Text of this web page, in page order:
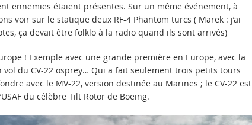
ennemies étaient présentes. Sur un même événement, à
voir sur le statique deux RF-4 Phantom turcs ( Marek : j’ai
ça devait être folklo à la radio quand ils sont arrivés)
! Exemple avec une grande première en Europe, avec la
du CV-22 osprey… Qui a fait seulement trois petits tours
avec le MV-22, version destinée au Marines ; le CV-22 est
du célèbre Tilt Rotor de Boeing.